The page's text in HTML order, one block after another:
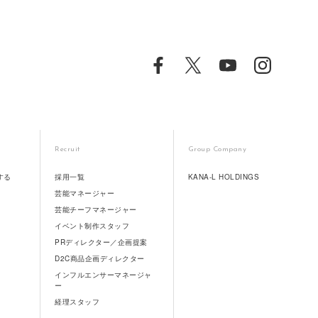
る
Recruit
採用一覧
芸能マネージャー
芸能チーフマネージャー
イベント制作スタッフ
PRディレクター／企画提案
D2C商品企画ディレクター
インフルエンサーマネージャ
ー
経理スタッフ
Group Company
KANA-L HOLDINGS